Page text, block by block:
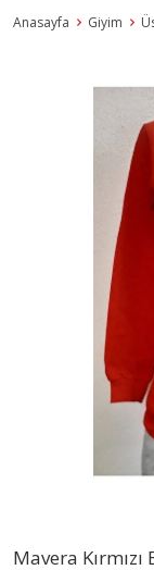
Anasayfa Giyim
Mavera